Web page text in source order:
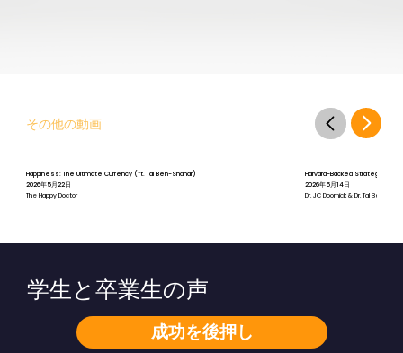
その他の動画
Happiness: The Ultimate Currency (ft. Tal Ben-Shahar)
2026年5月22日
The Happy Doctor
Harvard-Backed Strategies for
2026年5月14日
Dr. JC Doornick & Dr. Tal Ben-
成功を後押し
学生と卒業生の声